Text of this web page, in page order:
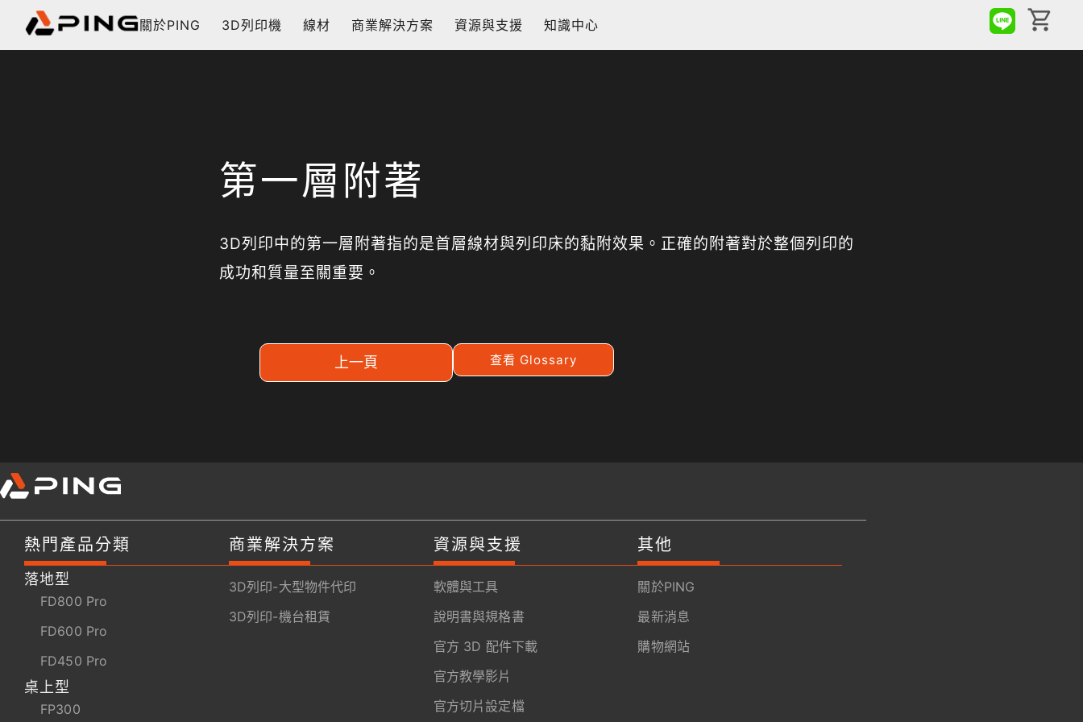
關於PING 3D列印機 線材 商業解決方案 資源與支援 知識中心
第一層附著
3D列印中的第一層附著指的是首層線材與列印床的黏附效果。正確的附著對於整個列印的
成功和質量至關重要。
上一頁 查看 Glossary
熱門產品分類
落地型
FD800 Pro
FD600 Pro
FD450 Pro
桌上型
FP300
商業解決方案
3D列印-大型物件代印
3D列印-機台租賃
資源與支援
軟體與工具
說明書與規格書
官方 3D 配件下載
官方教學影片
官方切片設定檔
其他
關於PING
最新消息
購物網站